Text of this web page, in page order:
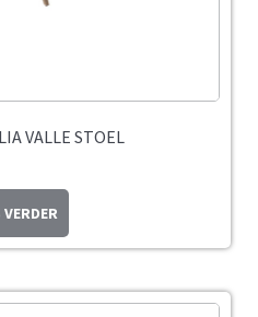
VALLE STOEL
VERDER